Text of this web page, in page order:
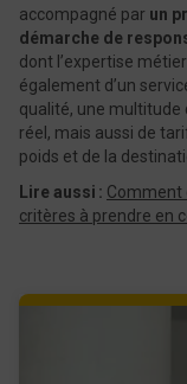
accompagné par un
démarche de
dont l’expertise
également d’un
qualité, une multitude
réel, mais aussi de
poids et de la
Lire aussi : Comment
critères à prendre en